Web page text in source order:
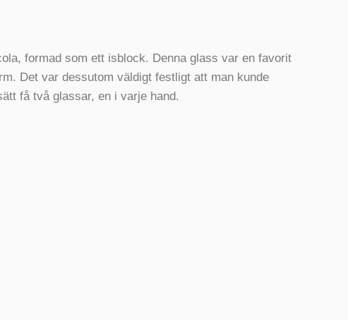
formad som ett isblock. Denna glass var en favorit
Det var dessutom väldigt festligt att man kunde
få två glassar, en i varje hand.